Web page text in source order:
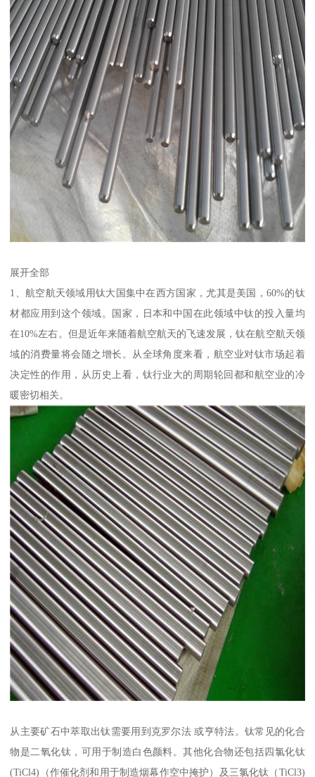
展开全部
1、航空航天领域用钛大国集中在西方国家，尤其是美国，60%的钛
材都应用到这个领域。国家，日本和中国在此领域中钛的投入量均
在10%左右。但是近年来随着航空航天的飞速发展，钛在航空航天领
域的消费量将会随之增长。从全球角度来看，航空业对钛市场起着
决定性的作用，从历史上看，钛行业大的周期轮回都和航空业的冷
暖密切相关。
从主要矿石中萃取出钛需要用到克罗尔法 或亨特法。钛常见的化合
物是二氧化钛，可用于制造白色颜料。其他化合物还包括四氯化钛
(TiCl4)（作催化剂和用于制造烟幕作空中掩护）及三氯化钛（TiCl3)